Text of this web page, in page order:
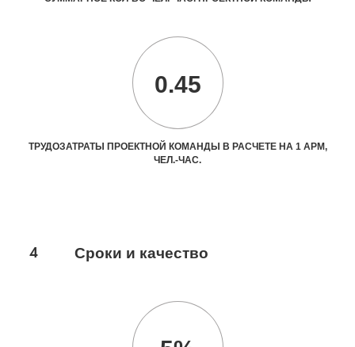
0.45
ТРУДОЗАТРАТЫ ПРОЕКТНОЙ КОМАНДЫ В РАСЧЕТЕ НА 1 АРМ,
ЧЕЛ.-ЧАС.
4 Сроки и качество